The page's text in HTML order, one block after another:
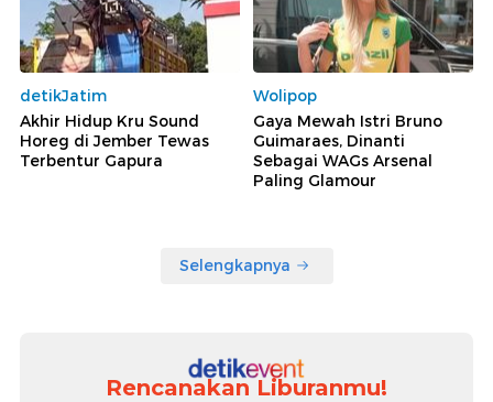
detikJatim
Akhir Hidup Kru Sound
Horeg di Jember Tewas
Terbentur Gapura
Wolipop
Gaya Mewah Istri Bruno
Guimaraes, Dinanti
Sebagai WAGs Arsenal
Paling Glamour
Selengkapnya
Rencanakan Liburanmu!